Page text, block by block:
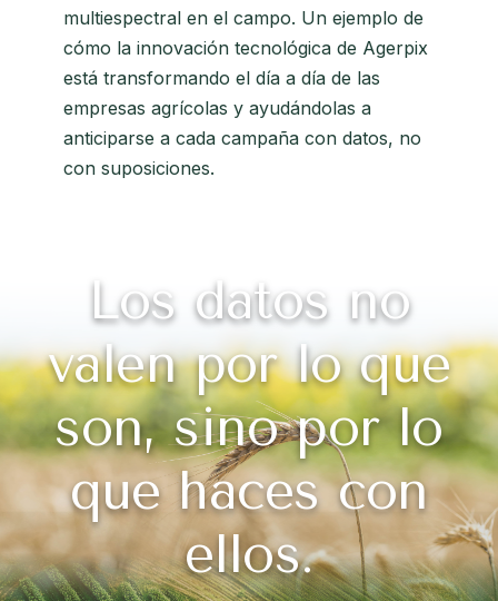
multiespectral en el campo. Un ejemplo de
cómo la innovación tecnológica de Agerpix
está transformando el día a día de las
empresas agrícolas y ayudándolas a
anticiparse a cada campaña con datos, no
con suposiciones.
Los datos no
valen por lo que
son, sino por lo
que haces con
ellos.